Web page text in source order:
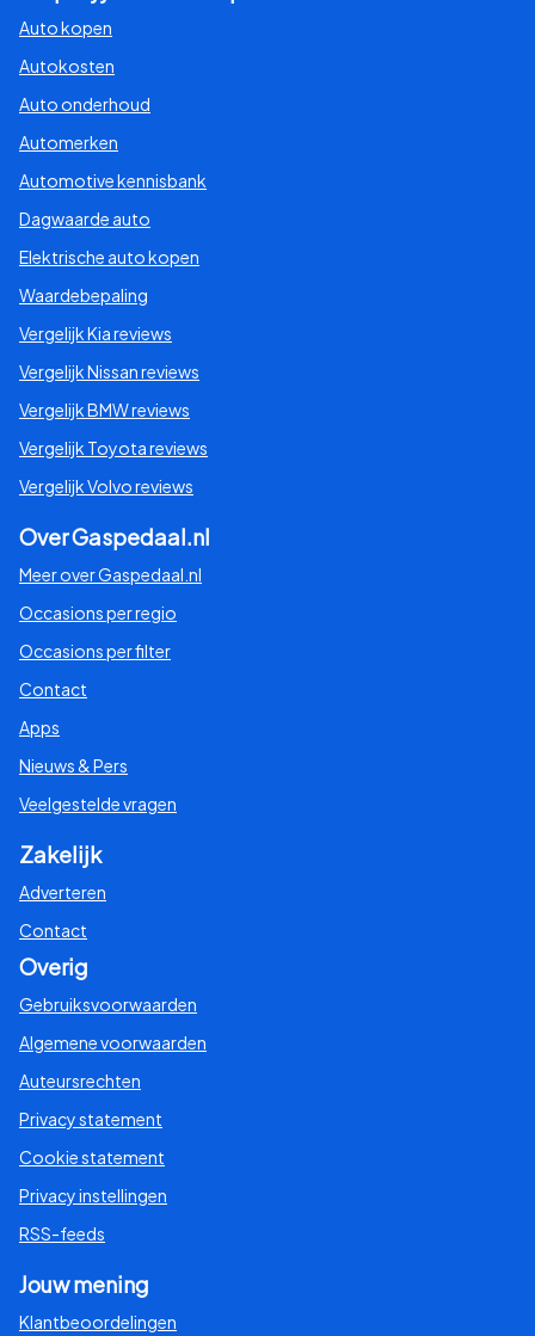
Auto kopen
Autokosten
Auto onderhoud
Automerken
Automotive kennisbank
Dagwaarde auto
Elektrische auto kopen
Waardebepaling
Vergelijk Kia reviews
Vergelijk Nissan reviews
Vergelijk BMW reviews
Vergelijk Toyota reviews
Vergelijk Volvo reviews
Over Gaspedaal.nl
Meer over Gaspedaal.nl
Occasions per regio
Occasions per filter
Contact
Apps
Nieuws & Pers
Veelgestelde vragen
Zakelijk
Adverteren
Contact
Overig
Gebruiksvoorwaarden
Algemene voorwaarden
Auteursrechten
Privacy statement
Cookie statement
Privacy instellingen
RSS-feeds
Jouw mening
Klantbeoordelingen